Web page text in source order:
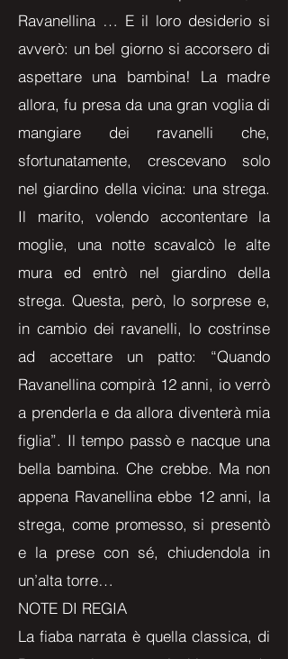
Ravanellina … E il loro desiderio si
avverò: un bel giorno si accorsero di
aspettare una bambina! La madre
allora, fu presa da una gran voglia di
mangiare dei ravanelli che,
sfortunatamente, crescevano solo
nel giardino della vicina: una strega.
Il marito, volendo accontentare la
moglie, una notte scavalcò le alte
mura ed entrò nel giardino della
strega. Questa, però, lo sorprese e,
in cambio dei ravanelli, lo costrinse
ad accettare un patto: “Quando
Ravanellina compirà 12 anni, io verrò
a prenderla e da allora diventerà mia
figlia”. Il tempo passò e nacque una
bella bambina. Che crebbe. Ma non
appena Ravanellina ebbe 12 anni, la
strega, come promesso, si presentò
e la prese con sé, chiudendola in
un’alta torre…
NOTE DI REGIA
La fiaba narrata è quella classica, di